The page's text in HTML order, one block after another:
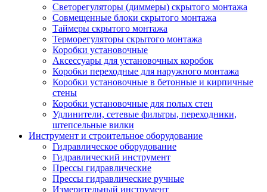
Светорегуляторы (диммеры) скрытого монтажа
Совмещенные блоки скрытого монтажа
Таймеры скрытого монтажа
Терморегуляторы скрытого монтажа
Коробки установочные
Аксессуары для установочных коробок
Коробки переходные для наружного монтажа
Коробки установочные в бетонные и кирпичные
стены
Коробки установочные для полых стен
Удлинители, сетевые фильтры, переходники,
штепсельные вилки
Инструмент и строительное оборудование
Гидравлическое оборудование
Гидравлический инструмент
Прессы гидравлические
Прессы гидравлические ручные
Измерительный инструмент